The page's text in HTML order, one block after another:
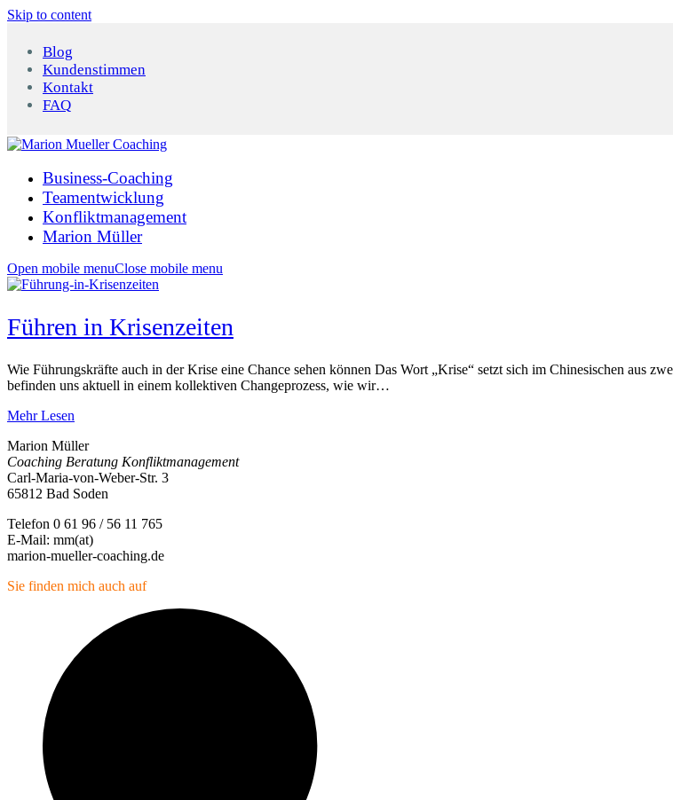
Skip to content
Blog
Kundenstimmen
Kontakt
FAQ
Business-Coaching
Teamentwicklung
Konfliktmanagement
Marion Müller
Open mobile menuClose mobile menu
Führen in Krisenzeiten
Wie Führungskräfte auch in der Krise eine Chance sehen können Das Wort „Krise“ setzt sich im Chinesischen aus
befinden uns aktuell in einem kollektiven Changeprozess, wie wir…
Mehr Lesen
Marion Müller
Coaching Beratung Konfliktmanagement
Carl-Maria-von-Weber-Str. 3
65812 Bad Soden
Telefon 0 61 96 / 56 11 765
E-Mail: mm(at)
marion-mueller-coaching.de
Sie finden mich auch auf